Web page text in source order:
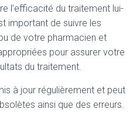
l’efficacité du traitement lui-
important de suivre les
de votre pharmacien et
pour assurer votre
du traitement.
à jour régulièrement et peut
ainsi que des erreurs.